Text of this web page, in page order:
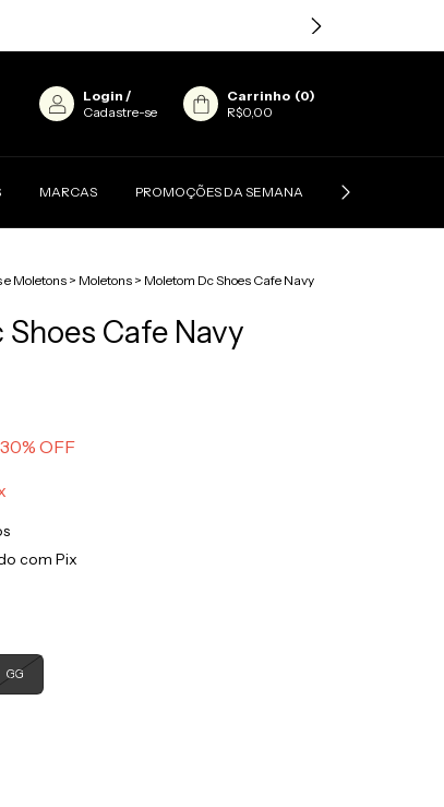
Login /
Cadastre-se
Carrinho (0)
R$0,00
MARCAS PROMOÇÕES DA SEMANA CONTATO
e Moletons > Moletons > Moletom Dc Shoes Cafe Navy
Cafe Navy
30% OFF
com Pix
GG